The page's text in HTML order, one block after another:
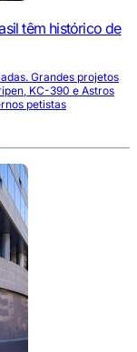
têm histórico de
Grandes projetos
KC-390 e Astros
petistas